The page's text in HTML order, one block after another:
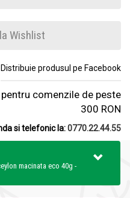
Wishlist
Distribuie produsul pe Facebook
pentru comenzile de peste
300 RON
si telefonic la:0770.22.44.55
macinata eco 40g -